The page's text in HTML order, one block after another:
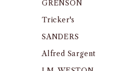
GRENSON
Tricker's
SANDERS
Alfred Sargent